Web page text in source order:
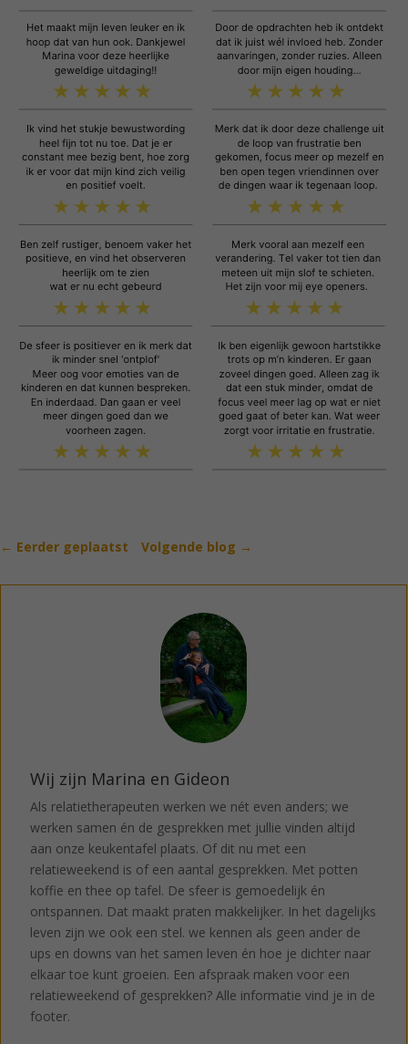
← Eerder geplaatst Volgende blog →
Wij zijn Marina en Gideon
Als relatietherapeuten werken we nét even anders; we
werken samen én de gesprekken met jullie vinden altijd
aan onze keukentafel plaats. Of dit nu met een
relatieweekend is of een aantal gesprekken. Met potten
koffie en thee op tafel. De sfeer is gemoedelijk én
ontspannen. Dat maakt praten makkelijker. In het dagelijks
leven zijn we ook een stel. we kennen als geen ander de
ups en downs van het samen leven én hoe je dichter naar
elkaar toe kunt groeien. Een afspraak maken voor een
relatieweekend of gesprekken? Alle informatie vind je in de
footer.